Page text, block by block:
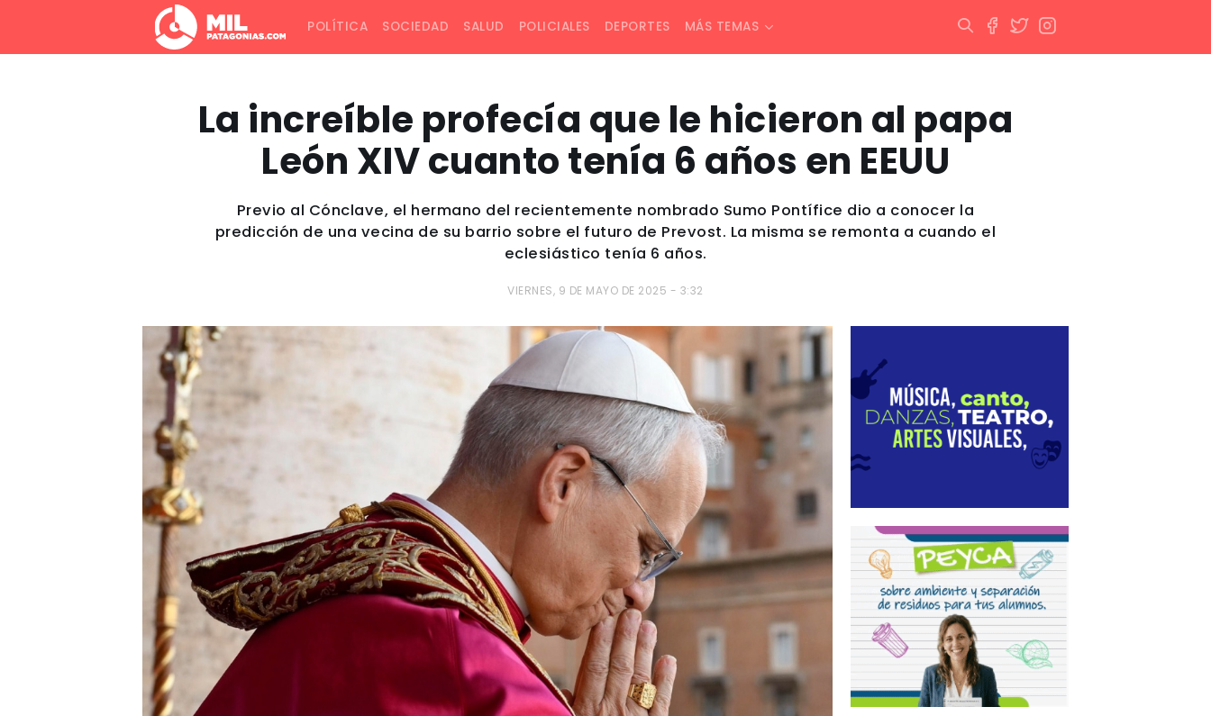
POLÍTICA SOCIEDAD SALUD POLICIALES DEPORTES MÁS TEMAS
La increíble profecía que le hicieron al papa
León XIV cuanto tenía 6 años en EEUU
Previo al Cónclave, el hermano del recientemente nombrado Sumo Pontífice dio a conocer la
predicción de una vecina de su barrio sobre el futuro de Prevost. La misma se remonta a cuando el
eclesiástico tenía 6 años.
VIERNES, 9 DE MAYO DE 2025 - 3:32